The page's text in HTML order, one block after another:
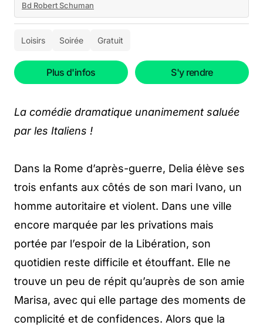
Bd Robert Schuman
Loisirs Soirée Gratuit
Plus d'infos S'y rendre
La comédie dramatique unanimement saluée
par les Italiens !
Dans la Rome d’après-guerre, Delia élève ses
trois enfants aux côtés de son mari Ivano, un
homme autoritaire et violent. Dans une ville
encore marquée par les privations mais
portée par l’espoir de la Libération, son
quotidien reste difficile et étouffant. Elle ne
trouve un peu de répit qu’auprès de son amie
Marisa, avec qui elle partage des moments de
complicité et de confidences. Alors que la